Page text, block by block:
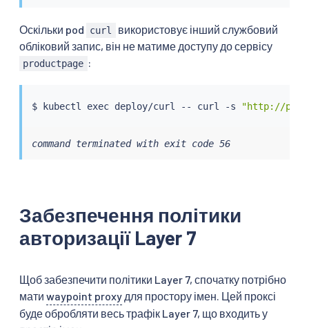
Оскільки pod curl
використовує інший службовий
обліковий запис, він не матиме доступу до сервісу
productpage :
$ kubectl exec deploy/curl -- curl -s "http://
command terminated with exit code 56
Забезпечення політики
авторизації Layer 7
Щоб забезпечити політики Layer 7, спочатку потрібно
мати waypoint proxy для простору імен. Цей проксі
буде обробляти весь трафік Layer 7, що входить у